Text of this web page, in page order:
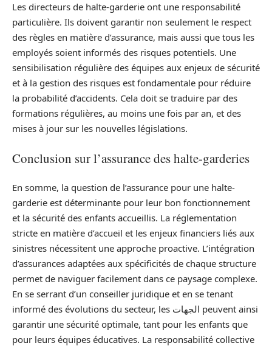
Les directeurs de halte-garderie ont une responsabilité
particulière. Ils doivent garantir non seulement le respect
des règles en matière d’assurance, mais aussi que tous les
employés soient informés des risques potentiels. Une
sensibilisation régulière des équipes aux enjeux de sécurité
et à la gestion des risques est fondamentale pour réduire
la probabilité d’accidents. Cela doit se traduire par des
formations régulières, au moins une fois par an, et des
mises à jour sur les nouvelles législations.
Conclusion sur l’assurance des halte-garderies
En somme, la question de l’assurance pour une halte-
garderie est déterminante pour leur bon fonctionnement
et la sécurité des enfants accueillis. La réglementation
stricte en matière d’accueil et les enjeux financiers liés aux
sinistres nécessitent une approche proactive. L’intégration
d’assurances adaptées aux spécificités de chaque structure
permet de naviguer facilement dans ce paysage complexe.
En se serrant d’un conseiller juridique et en se tenant
informé des évolutions du secteur, les الجهات peuvent ainsi
garantir une sécurité optimale, tant pour les enfants que
pour leurs équipes éducatives. La responsabilité collective